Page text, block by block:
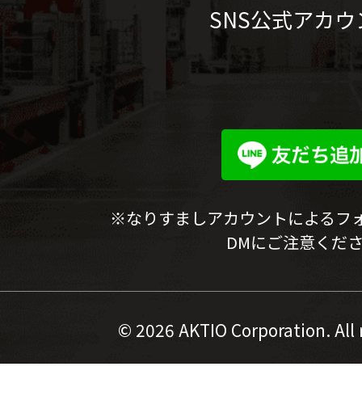
SNS公式アカ
※なりすましアカウントによるフ
DMにご注意くだ
© 2026 AKTIO Corporation.